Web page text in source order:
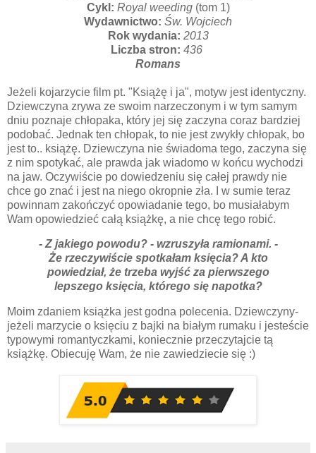
Cykl: Royal weeding(tom 1)
Wydawnictwo: Św. Wojciech
Rok wydania: 2013
Liczba stron: 436
Romans
Jeżeli kojarzycie film pt. "Książę i ja", motyw jest identyczny.
Dziewczyna zrywa ze swoim narzeczonym i w tym samym
dniu poznaje chłopaka, który jej się zaczyna coraz bardziej
podobać. Jednak ten chłopak, to nie jest zwykły chłopak, bo
jest to.. książę. Dziewczyna nie świadoma tego, zaczyna się
z nim spotykać, ale prawda jak wiadomo w końcu wychodzi
na jaw. Oczywiście po dowiedzeniu się całej prawdy nie
chce go znać i jest na niego okropnie zła. I w sumie teraz
powinnam zakończyć opowiadanie tego, bo musiałabym
Wam opowiedzieć całą książkę, a nie chcę tego robić.
- Z jakiego powodu? - wzruszyła ramionami. -
Że rzeczywiście spotkałam księcia? A kto
powiedział, że trzeba wyjść za pierwszego
lepszego księcia, którego się napotka?
Moim zdaniem książka jest godna polecenia. Dziewczyny-
jeżeli marzycie o księciu z bajki na białym rumaku i jesteście
typowymi romantyczkami, koniecznie przeczytajcie tą
książkę. Obiecuję Wam, że nie zawiedziecie się :)